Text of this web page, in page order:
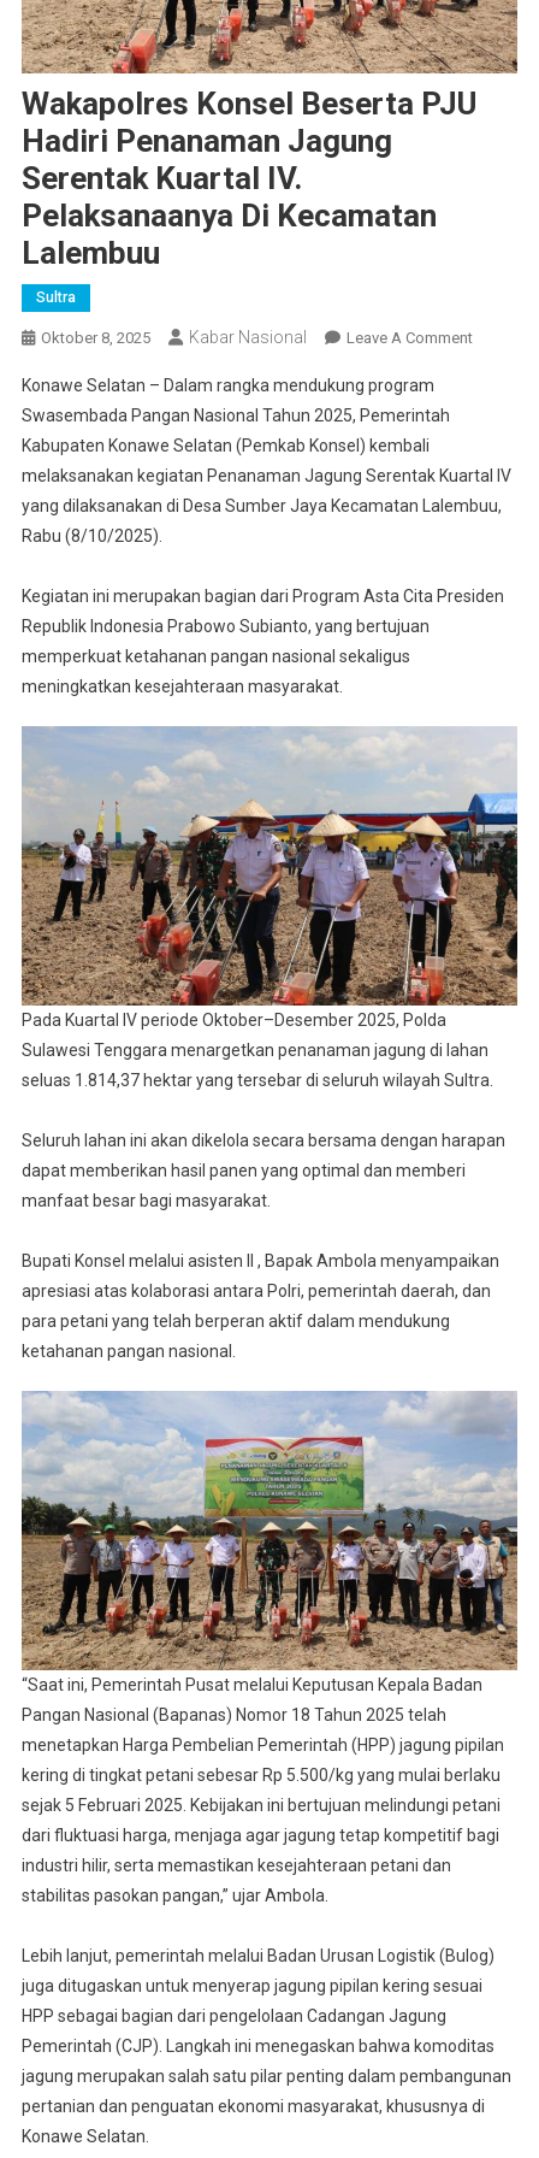
Wakapolres Konsel Beserta PJU
Hadiri Penanaman Jagung
Serentak Kuartal IV.
Pelaksanaanya Di Kecamatan
Lalembuu
Sultra
Oktober 8, 2025 Kabar Nasional Leave A CommentOn
Hadiri
Kuartal
Lalembuu
Konawe Selatan – Dalam rangka mendukung program
Swasembada Pangan Nasional Tahun 2025, Pemerintah
Kabupaten Konawe Selatan (Pemkab Konsel) kembali
melaksanakan kegiatan Penanaman Jagung Serentak Kuartal IV
yang dilaksanakan di Desa Sumber Jaya Kecamatan Lalembuu,
Rabu (8/10/2025).
Kegiatan ini merupakan bagian dari Program Asta Cita Presiden
Republik Indonesia Prabowo Subianto, yang bertujuan
memperkuat ketahanan pangan nasional sekaligus
meningkatkan kesejahteraan masyarakat.
Pada Kuartal IV periode Oktober–Desember 2025, Polda
Sulawesi Tenggara menargetkan penanaman jagung di lahan
seluas 1.814,37 hektar yang tersebar di seluruh wilayah Sultra.
Seluruh lahan ini akan dikelola secara bersama dengan harapan
dapat memberikan hasil panen yang optimal dan memberi
manfaat besar bagi masyarakat.
Bupati Konsel melalui asisten II , Bapak Ambola menyampaikan
apresiasi atas kolaborasi antara Polri, pemerintah daerah, dan
para petani yang telah berperan aktif dalam mendukung
ketahanan pangan nasional.
“Saat ini, Pemerintah Pusat melalui Keputusan Kepala Badan
Pangan Nasional (Bapanas) Nomor 18 Tahun 2025 telah
menetapkan Harga Pembelian Pemerintah (HPP) jagung pipilan
kering di tingkat petani sebesar Rp 5.500/kg yang mulai berlaku
sejak 5 Februari 2025. Kebijakan ini bertujuan melindungi petani
dari fluktuasi harga, menjaga agar jagung tetap kompetitif bagi
industri hilir, serta memastikan kesejahteraan petani dan
stabilitas pasokan pangan,” ujar Ambola.
Lebih lanjut, pemerintah melalui Badan Urusan Logistik (Bulog)
juga ditugaskan untuk menyerap jagung pipilan kering sesuai
HPP sebagai bagian dari pengelolaan Cadangan Jagung
Pemerintah (CJP). Langkah ini menegaskan bahwa komoditas
jagung merupakan salah satu pilar penting dalam pembangunan
pertanian dan penguatan ekonomi masyarakat, khususnya di
Konawe Selatan.